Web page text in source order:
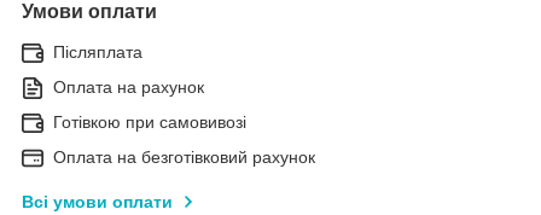
Умови оплати
Післяплата
Оплата на рахунок
Готівкою при самовивозі
Оплата на безготівковий рахунок
Всі умови оплати